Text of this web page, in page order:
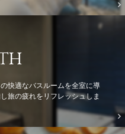
快適なバスルームを全室に導
旅の疲れをリフレッシュしま